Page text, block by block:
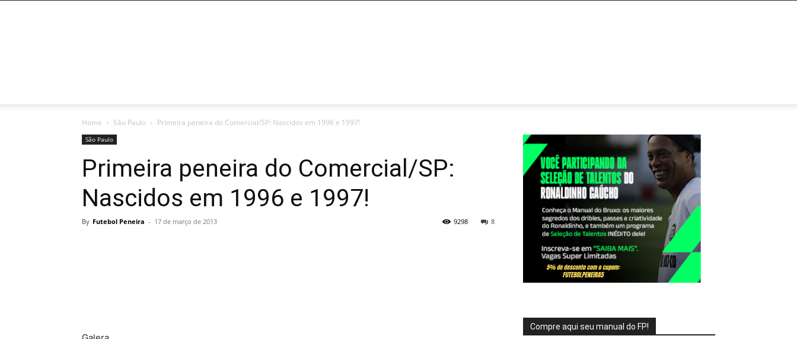
Home São Paulo Primeira peneira do Comercial/SP: Nascidos em 1996 e 1997!
São Paulo
Primeira peneira do Comercial/SP:
Nascidos em 1996 e 1997!
By Futebol Peneira - 17 de março de 2013 8
9298
Compre aqui seu manual do FP!